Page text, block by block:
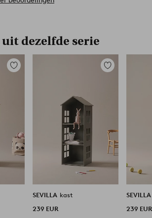
dezelfde serie
Toevoegen
Toevoegen
SEVILLA kast
239 EUR
239 EUR